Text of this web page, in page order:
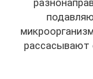
рассасывают